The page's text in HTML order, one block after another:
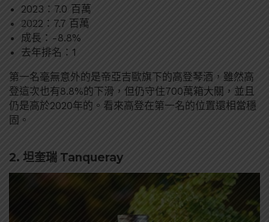
2023：7.0 百萬
2022：7.7 百萬
成長：-8.8%
去年排名：1
第一名毫無意外的是帝亞吉歐旗下的高登琴酒，雖然高
登這次也有8.8%的下滑，但仍守住700萬箱大關，並且
仍是高於2020年的。看來高登在第一名的位置還相當穩
固。
2. 坦奎瑞 Tanqueray